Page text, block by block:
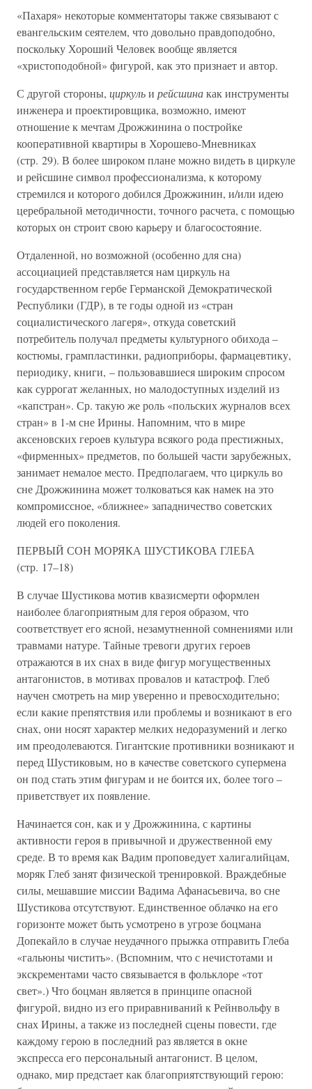
«Пахаря» некоторые комментаторы также связывают с
евангельским сеятелем, что довольно правдоподобно,
поскольку Хороший Человек вообще является
«христоподобной» фигурой, как это признает и автор.
С другой стороны, циркульи рейсшинакак инструменты
инженера и проектировщика, возможно, имеют
отношение к мечтам Дрожжинина о постройке
кооперативной квартиры в Хорошево-Мневниках
(стр. 29). В более широком плане можно видеть в циркуле
и рейсшине символ профессионализма, к которому
стремился и которого добился Дрожжинин, и/или идею
церебральной методичности, точного расчета, с помощью
которых он строит свою карьеру и благосостояние.
Отдаленной, но возможной (особенно для сна)
ассоциацией представляется нам циркуль на
государственном гербе Германской Демократической
Республики (ГДР), в те годы одной из «стран
социалистического лагеря», откуда советский
потребитель получал предметы культурного обихода –
костюмы, грампластинки, радиоприборы, фармацевтику,
периодику, книги, – пользовавшиеся широким спросом
как суррогат желанных, но малодоступных изделий из
«капстран». Ср. такую же роль «польских журналов всех
стран» в 1-м сне Ирины. Напомним, что в мире
аксеновских героев культура всякого рода престижных,
«фирменных» предметов, по большей части зарубежных,
занимает немалое место. Предполагаем, что циркуль во
сне Дрожжинина может толковаться как намек на это
компромиссное, «ближнее» западничество советских
людей его поколения.
ПЕРВЫЙ СОН МОРЯКА ШУСТИКОВА ГЛЕБА
(стр. 17–18)
В случае Шустикова мотив квазисмерти оформлен
наиболее благоприятным для героя образом, что
соответствует его ясной, незамутненной сомнениями или
травмами натуре. Тайные тревоги других героев
отражаются в их снах в виде фигур могущественных
антагонистов, в мотивах провалов и катастроф. Глеб
научен смотреть на мир уверенно и превосходительно;
если какие препятствия или проблемы и возникают в его
снах, они носят характер мелких недоразумений и легко
им преодолеваются. Гигантские противники возникают и
перед Шустиковым, но в качестве советского супермена
он под стать этим фигурам и не боится их, более того –
приветствует их появление.
Начинается сон, как и у Дрожжинина, с картины
активности героя в привычной и дружественной ему
среде. В то время как Вадим проповедует халигалийцам,
моряк Глеб занят физической тренировкой. Враждебные
силы, мешавшие миссии Вадима Афанасьевича, во сне
Шустикова отсутствуют. Единственное облачко на его
горизонте может быть усмотрено в угрозе боцмана
Допекайло в случае неудачного прыжка отправить Глеба
«гальюны чистить». (Вспомним, что с нечистотами и
экскрементами часто связывается в фольклоре «тот
свет».) Что боцман является в принципе опасной
фигурой, видно из его приравниваний к Рейнвольфу в
снах Ирины, а также из последней сцены повести, где
каждому герою в последний раз является в окне
экспресса его персональный антагонист. В целом,
однако, мир предстает как благоприятствующий герою: